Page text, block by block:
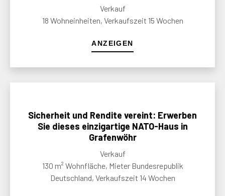
Verkauf
18 Wohneinheiten, Verkaufszeit 15 Wochen
ANZEIGEN
Sicherheit und Rendite vereint: Erwerben
Sie dieses einzigartige NATO-Haus in
Grafenwöhr
Verkauf
130 m² Wohnfläche, Mieter Bundesrepublik
Deutschland, Verkaufszeit 14 Wochen